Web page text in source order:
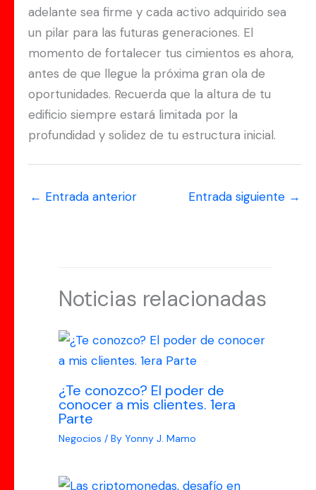
adelante sea firme y cada activo adquirido sea
un pilar para las futuras generaciones. El
momento de fortalecer tus cimientos es ahora,
antes de que llegue la próxima gran ola de
oportunidades. Recuerda que la altura de tu
edificio siempre estará limitada por la
profundidad y solidez de tu estructura inicial.
← Entrada anterior Entrada siguiente →
Noticias relacionadas
¿Te conozco? El poder de
conocer a mis clientes. 1era
Parte
Negocios / By Yonny J. Mamo